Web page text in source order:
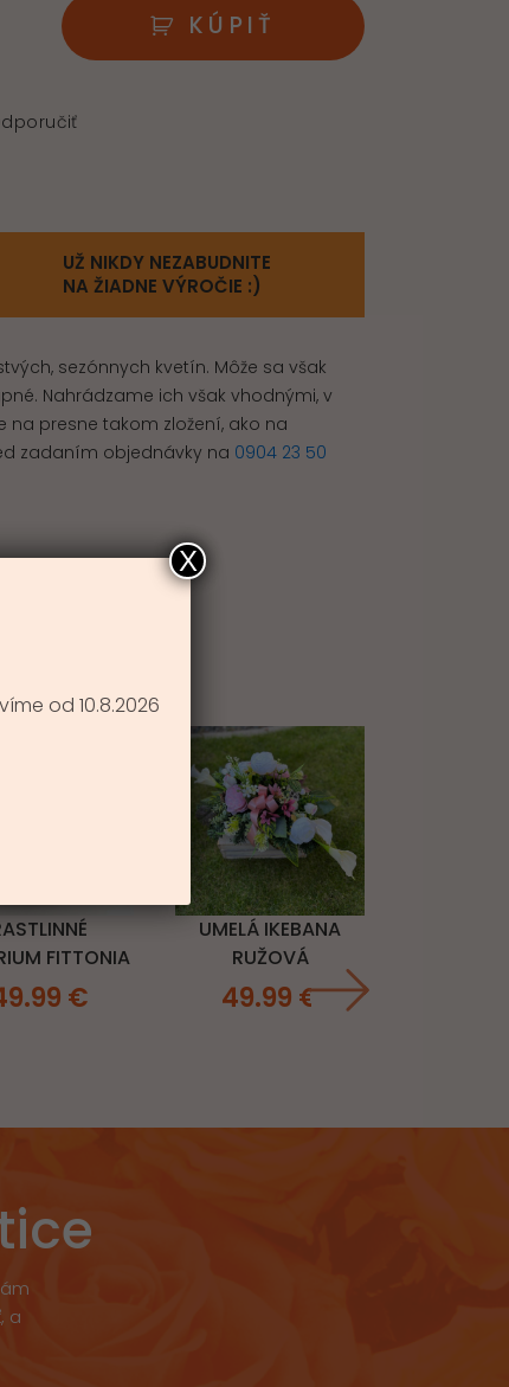
KÚPIŤ
UŽ NIKDY NEZABUDNITE
NA ŽIADNE VÝROČIE :)
sezónnych kvetín. Môže sa však
Nahrádzame ich však vhodnými, v
na presne takom zložení, ako na
zadaním objednávky na 0904 23 50
FITTONIA
€
UMELÁ IKEBANA
RUŽOVÁ
49.99 €
a
od 10.8.2026
X